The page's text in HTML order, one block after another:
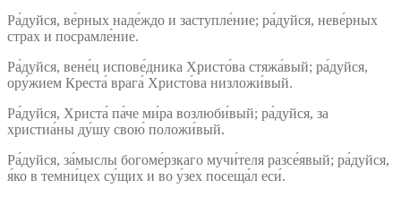
Ра́дуйся, ве́рных наде́ждо и заступле́ние; ра́дуйся, неве́рных
страх и посрамле́ние.
Ра́дуйся, вене́ц испове́дника Христо́ва стяжа́вый; ра́дуйся,
ору́жием Креста́ врага́ Христо́ва низложи́вый.
Ра́дуйся, Христа́ па́че ми́ра возлюби́вый; ра́дуйся, за
христиа́ны ду́шу свою́ положи́вый.
Ра́дуйся, за́мыслы богоме́рзкаго мучи́теля разсе́явый; ра́дуйся,
я́ко в темни́цех су́щих и во у́зех посеща́л еси́.